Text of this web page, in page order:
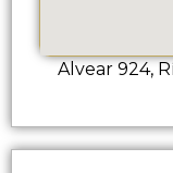
Alvear 924,